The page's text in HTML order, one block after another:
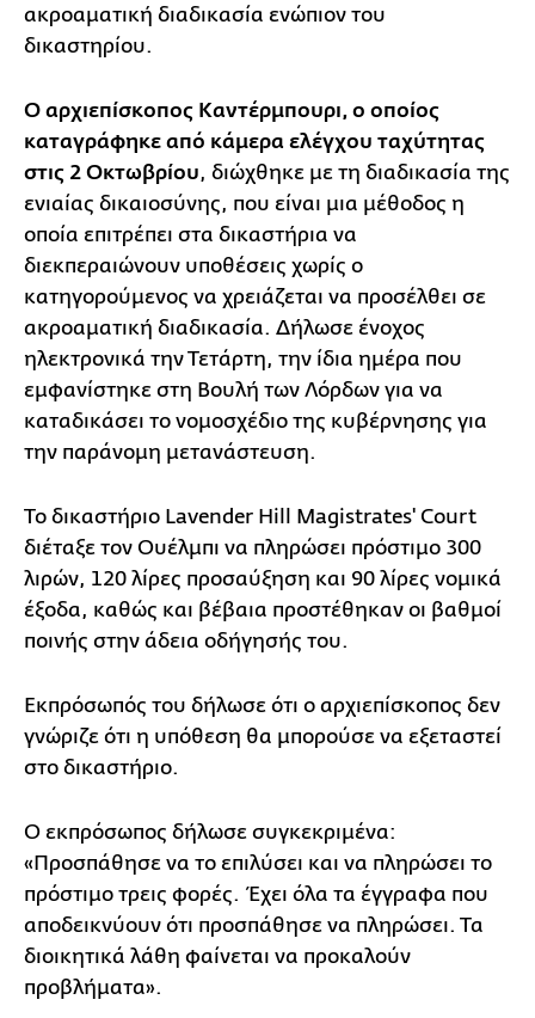
ακροαματική διαδικασία ενώπιον του
δικαστηρίου.
Ο αρχιεπίσκοπος Καντέρμπουρι, ο οποίος
καταγράφηκε από κάμερα ελέγχου ταχύτητας
στις 2 Οκτωβρίου, διώχθηκε με τη διαδικασία της
ενιαίας δικαιοσύνης, που είναι μια μέθοδος η
οποία επιτρέπει στα δικαστήρια να
διεκπεραιώνουν υποθέσεις χωρίς ο
κατηγορούμενος να χρειάζεται να προσέλθει σε
ακροαματική διαδικασία. Δήλωσε ένοχος
ηλεκτρονικά την Τετάρτη, την ίδια ημέρα που
εμφανίστηκε στη Βουλή των Λόρδων για να
καταδικάσει το νομοσχέδιο της κυβέρνησης για
την παράνομη μετανάστευση.
Το δικαστήριο Lavender Hill Magistrates' Court
διέταξε τον Ουέλμπι να πληρώσει πρόστιμο 300
λιρών, 120 λίρες προσαύξηση και 90 λίρες νομικά
έξοδα, καθώς και βέβαια προστέθηκαν οι βαθμοί
ποινής στην άδεια οδήγησής του.
Εκπρόσωπός του δήλωσε ότι ο αρχιεπίσκοπος δεν
γνώριζε ότι η υπόθεση θα μπορούσε να εξεταστεί
στο δικαστήριο.
Ο εκπρόσωπος δήλωσε συγκεκριμένα:
«Προσπάθησε να το επιλύσει και να πληρώσει το
πρόστιμο τρεις φορές. Έχει όλα τα έγγραφα που
αποδεικνύουν ότι προσπάθησε να πληρώσει. Τα
διοικητικά λάθη φαίνεται να προκαλούν
προβλήματα».